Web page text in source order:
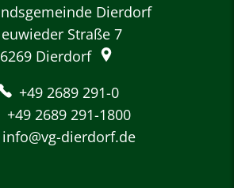
Dierdorf
Straße 7
Dierdorf
+49 2689 291-0
+49 2689 291-1800
info@vg-dierdorf.de